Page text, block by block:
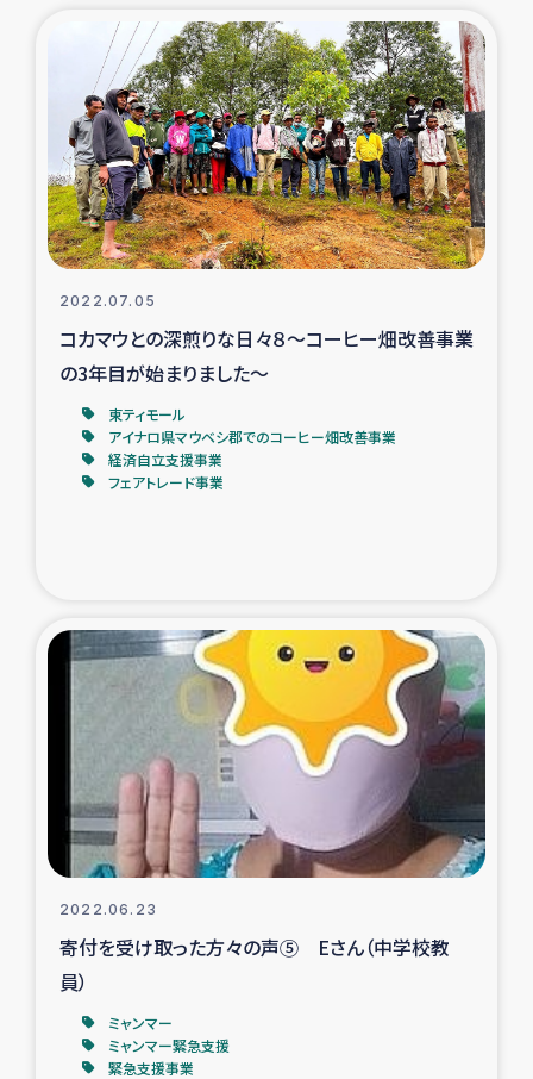
スリランカ南部洪水被災者支援
スリランカの南北女性をつなぐサリー・リサイクル・プロ
ジェクト
復興支援事業
民際教育事業
ガザ人道支援
令和6年能登半島地震 緊急支援
タイ国境ミャンマー移民子ども支援
漁民によるマングローブ植林活動
レバノンでのシリア難民への食糧・越冬支援
レバノンにおける緊急支援
レバノンでのシリア難民・レバノン人への農業支援
2022.07.05
コカマウとの深煎りな日々８～コーヒー畑改善事業
の3年目が始まりました～
東ティモール
アイナロ県マウベシ郡でのコーヒー畑改善事業
経済自立支援事業
フェアトレード事業
2022.06.23
寄付を受け取った方々の声⑤ Eさん（中学校教
員）
ミャンマー
ミャンマー緊急支援
緊急支援事業